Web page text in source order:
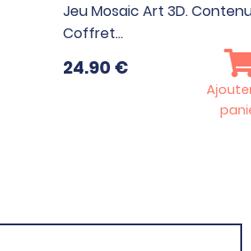
Jeu Mosaic Art 3D.
Coffret…
24.90 €